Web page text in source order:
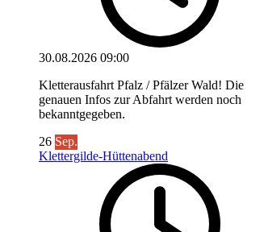
30.08.2026 09:00
Kletterausfahrt Pfalz / Pfälzer Wald! Die
genauen Infos zur Abfahrt werden noch
bekanntgegeben.
26 Sep.
Klettergilde-Hüttenabend